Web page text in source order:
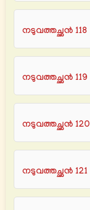
നടുവത്തച്ഛൻ 118
നടുവത്തച്ഛൻ 119
നടുവത്തച്ഛൻ 120
നടുവത്തച്ഛൻ 121